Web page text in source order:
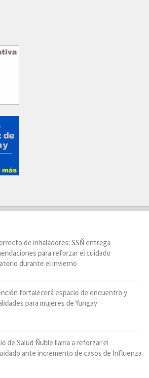
de inhaladores: SSÑ entrega
para reforzar el cuidado
durante el invierno
fortalecerá espacio de encuentro y
para mujeres de Yungay
de Salud Ñuble llama a reforzar el
ante incremento de casos de Influenza